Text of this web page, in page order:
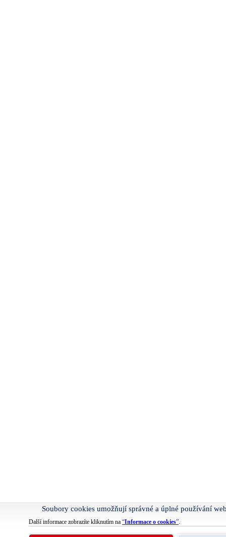
Soubory cookies umožňují správné a úplné používání
Další informace zobrazíte kliknutím na “Informace o cookies”.